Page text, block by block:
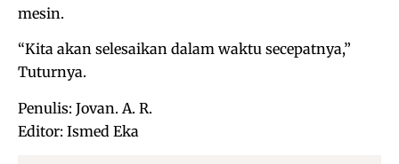
mesin.
“Kita akan selesaikan dalam waktu secepatnya,”
Tuturnya.
Penulis: Jovan. A. R.
Editor: Ismed Eka